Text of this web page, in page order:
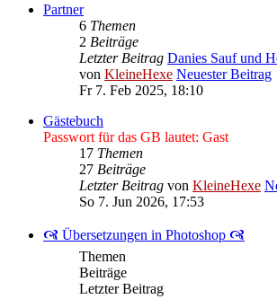
Partner
6 Themen
2 Beiträge
Letzter Beitrag Danies Sauf und
von KleineHexe Neuester Beitrag
Fr 7. Feb 2025, 18:10
Gästebuch
Passwort für das GB lautet: Gast
17 Themen
27 Beiträge
Letzter Beitrag von KleineHexe
So 7. Jun 2026, 17:53
🙧 Übersetzungen in Photoshop 🙧
Themen
Beiträge
Letzter Beitrag